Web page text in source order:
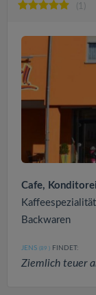
(1)
Cafe, Konditorei
Backwaren
JENS (89 ) FINDET:
Ziemlich teuer